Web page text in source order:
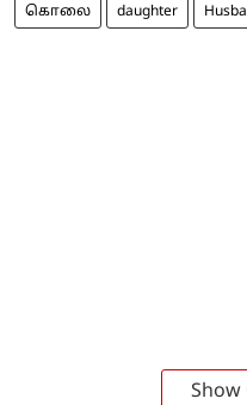
கொலை daughter
Show